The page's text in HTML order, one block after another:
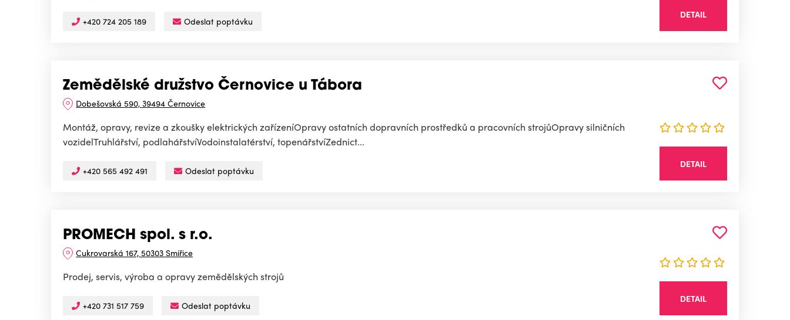
+420 724 205 189 Odeslat poptávku
DETAIL
Zemědělské družstvo Černovice u Tábora
Dobešovská 590, 39494 Černovice
Montáž, opravy, revize a zkoušky elektrických zařízeníOpravy ostatních dopravních prostředků a pracovních strojůOpravy silničních
vozidelTruhlářství, podlahářstvíVodoinstalatérství, topenářstvíZednict...
+420 565 492 491 Odeslat poptávku
DETAIL
PROMECH spol. s r.o.
Cukrovarská 167, 50303 Smiřice
Prodej, servis, výroba a opravy zemědělských strojů
+420 731 517 759 Odeslat poptávku
DETAIL